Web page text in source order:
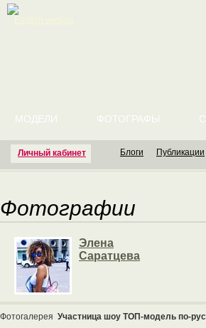
Личный кабинет
МОДЕЛИ ФОТОГРАФЫ
Блоги Публикации
Фотографии
Элена
Саратцева
Фотогалерея Участница шоу ТОП-модель по-